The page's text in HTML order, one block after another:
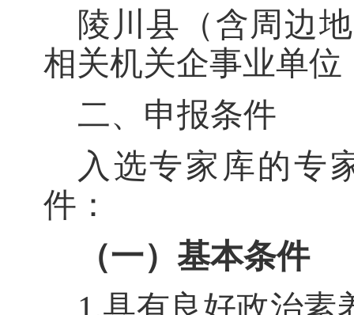
陵川县（含周边
相关机关企事业单位
二、申报条件
入选专家库的专
件：
（一）基本条件